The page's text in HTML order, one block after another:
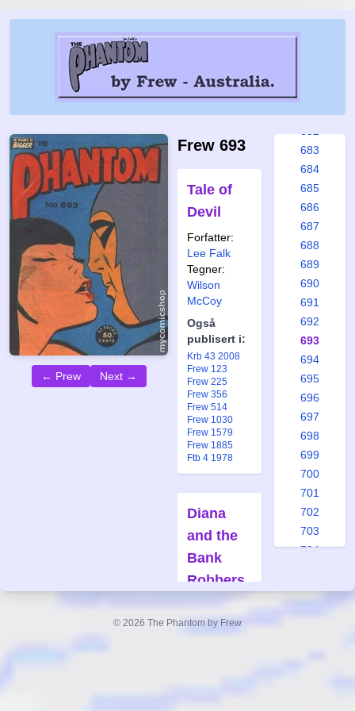
← Prew Next →
Frew 693
Tale of
Devil
Forfatter:
Lee Falk
Tegner:
Wilson
McCoy
Også
publisert i:
Krb 43 2008
Frew 123
Frew 225
Frew 356
Frew 514
Frew 1030
Frew 1579
Frew 1885
Ftb 4 1978
Diana
and the
Bank
Robbers
Lee Falk
676
683
684
685
686
687
688
689
690
691
692
693
694
695
696
697
698
699
700
701
702
703
704
© 2026 The Phantom by Frew